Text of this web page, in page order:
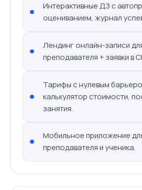
Интерактивные ДЗ с
оцениванием, журнал
Лендинг онлайн-записи
преподавателя + заявки в
Тарифы с нулевым
калькулятор стоимости,
занятия.
Мобильное приложение
преподавателя и ученика.